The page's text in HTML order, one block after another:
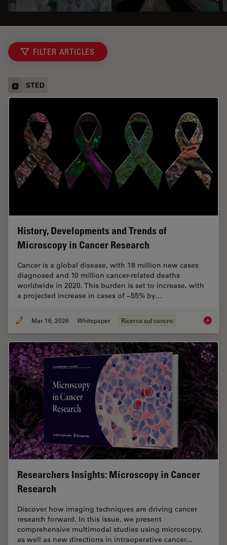
FILTER ARTICLES
STED
History, Developments and Trends of
Microscopy in Cancer Research
Cancer is a global disease, with 18 million new cases
diagnosed and 10 million cancer-related deaths
worldwide in 2020. This burden is set to increase, with
a projected increase in cases of ~55% by…
Mar 16, 2026 Whitepaper Ricerca sul cancro
Researchers Insights: Microscopy in Cancer
Research
Discover how imaging techniques are driving cancer
research forward. In this issue, we present
comprehensive multimodal studies using microscopy,
as well as new directions in intraoperative cancer…